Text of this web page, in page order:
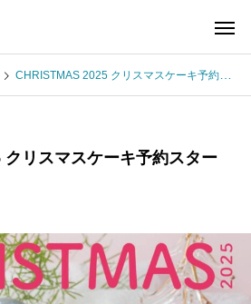
CHRISTMAS 2025 クリスマスケーキ予約スタート！
リスマスケーキ予約スター